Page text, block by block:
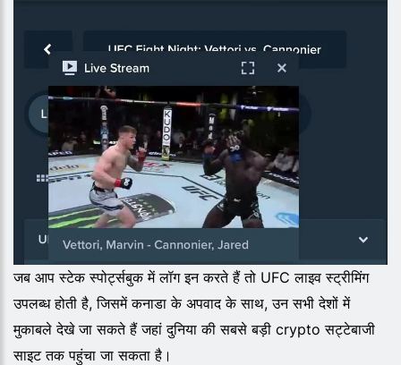
जब आप स्टेक स्पोर्ट्सबुक में लॉग इन करते हैं तो UFC लाइव स्ट्रीमिंग
उपलब्ध होती है, जिसमें कनाडा के अपवाद के साथ, उन सभी देशों में
मुकाबले देखे जा सकते हैं जहां दुनिया की सबसे बड़ी crypto सट्टेबाजी
साइट तक पहुंचा जा सकता है।